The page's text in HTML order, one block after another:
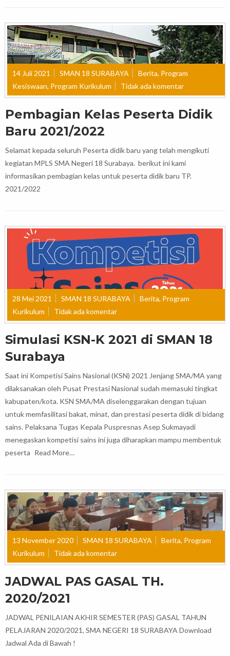
14 Juli 2021 SMAN 18 SURABAYA Berita, Program
Kesiswaan, Program Kurikulum Tidak ada komentar
Pembagian Kelas Peserta Didik
Baru 2021/2022
Selamat kepada seluruh Peserta didik baru yang telah mengikuti
kegiatan MPLS SMA Negeri 18 Surabaya. berikut ini kami
informasikan pembagian kelas untuk peserta didik baru TP.
2021/2022
28 Mei 2021 SMAN 18 SURABAYA Berita, Program
Kurikulum
Tidak ada komentar
Simulasi KSN-K 2021 di SMAN 18
Surabaya
Saat ini Kompetisi Sains Nasional (KSN) 2021 Jenjang SMA/MA yang
dilaksanakan oleh Pusat Prestasi Nasional sudah memasuki tingkat
kabupaten/kota. KSN SMA/MA diselenggarakan dengan tujuan
untuk memfasilitasi bakat, minat, dan prestasi peserta didik di bidang
sains. Pelaksana Tugas Kepala Puspresnas Asep Sukmayadi
menegaskan kompetisi sains ini juga diharapkan mampu membentuk
peserta Read More…
13 November 2020 SMAN 18 SURABAYA Berita, Program
Kurikulum
Tidak ada komentar
JADWAL PAS GASAL TH.
2020/2021
JADWAL PENILAIAN AKHIR SEMESTER (PAS) GASAL TAHUN
PELAJARAN 2020/2021, SMA NEGERI 18 SURABAYA Download
Jadwal Ada di Bawah !